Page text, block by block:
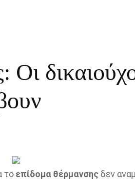
το επίδομα θέρμανσηςδεν